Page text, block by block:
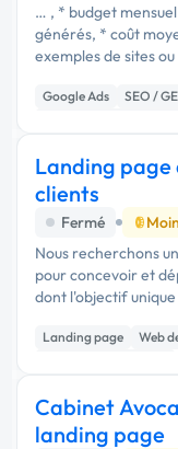
… , * budget
générés, * coût
exemples de sites
Expliquez votre
Ads sur Paris avec
Google Ads
SEO /
Landing page
clients
Fermé
Nous recherchons
pour concevoir et
dont l'objectif
(porteurs de
en …
Landing page
Web
Cabinet
landing page